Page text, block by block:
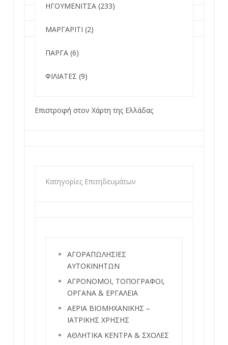
ΗΓΟΥΜΕΝΙΤΣΑ (233)
ΜΑΡΓΑΡΙΤΙ (2)
ΠΑΡΓΑ (6)
ΦΙΛΙΑΤΕΣ (9)
Επιστροφή στον Χάρτη της Ελλάδας
Κατηγορίες Επιτηδευμάτων
ΑΓΟΡΑΠΩΛΗΣΙΕΣ
ΑΥΤΟΚΙΝΗΤΩΝ
ΑΓΡΟΝΟΜΟΙ, ΤΟΠΟΓΡΑΦΟΙ,
ΟΡΓΑΝΑ & ΕΡΓΑΛΕΙΑ
ΑΕΡΙΑ ΒΙΟΜΗΧΑΝΙΚΗΣ –
ΙΑΤΡΙΚΗΣ ΧΡΗΣΗΣ
ΑΘΛΗΤΙΚΑ ΚΕΝΤΡΑ & ΣΧΟΛΕΣ